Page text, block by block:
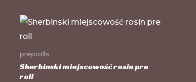
preprolls
Sherbinski miejscowość rosin pre
roll